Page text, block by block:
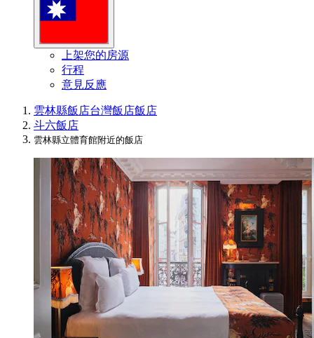
上架您的房源
行程
意見反應
雲林縣飯店台灣飯店飯店
斗六飯店
雲林縣立體育館附近的飯店